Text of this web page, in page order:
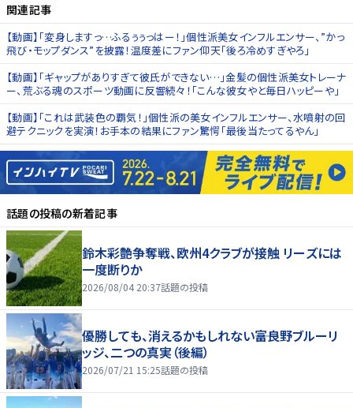
関連記事
【動画】「変身しますっ…ふるぅぅっはー！」個性派美女インフルエンサー、”かっ
飛び・モップダンス”を披露！温度差にファン仰天「後ろ冷めすぎやろ」
【動画】「ギャップがありすぎて彼氏ができない…」金髪の個性派美女トレーナ
ー、荒ぶる魂のスポーツ動画に反響続々！「こんな彼女やと毎日ハッピーや」
【動画】「これは武装色の覇気！」個性派の美女インフルエンサー、水噴射の回
避テクニックを実演！お手本の結果にファン驚愕「最後当たってるやん」
話題の投稿の新着記事
鈴木彩艶争奪戦、欧州4クラブが接触 リーズには
一度断りか
2026/08/04 20:37話題の投稿
優勝しても、消えるかもしれない――富良野ブルーリ
ッジ、二つの真実（後編）
2026/07/21 15:25話題の投稿